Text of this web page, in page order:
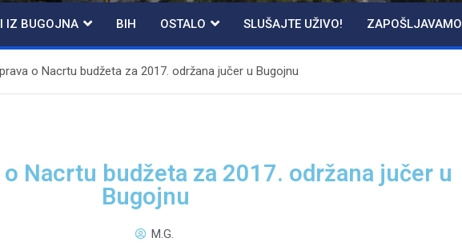
IZ BUGOJNA BIH OSTALO SLUŠAJTE UŽIVO! ZAPOŠLJAVAMO
o Nacrtu budžeta za 2017. održana jučer u Bugojnu
Nacrtu budžeta za 2017. održana jučer u
Bugojnu
M.G.